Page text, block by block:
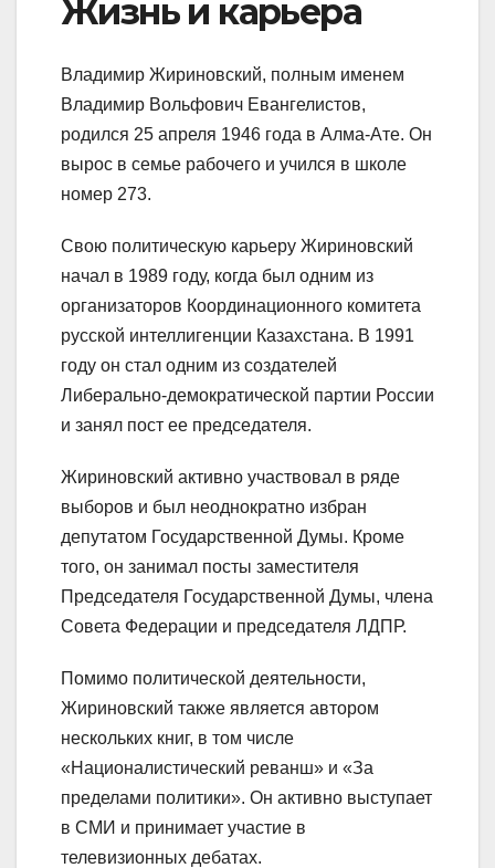
Жизнь и карьера
Владимир Жириновский, полным именем
Владимир Вольфович Евангелистов,
родился 25 апреля 1946 года в Алма-Ате. Он
вырос в семье рабочего и учился в школе
номер 273.
Свою политическую карьеру Жириновский
начал в 1989 году, когда был одним из
организаторов Координационного комитета
русской интеллигенции Казахстана. В 1991
году он стал одним из создателей
Либерально-демократической партии России
и занял пост ее председателя.
Жириновский активно участвовал в ряде
выборов и был неоднократно избран
депутатом Государственной Думы. Кроме
того, он занимал посты заместителя
Председателя Государственной Думы, члена
Совета Федерации и председателя ЛДПР.
Помимо политической деятельности,
Жириновский также является автором
нескольких книг, в том числе
«Националистический реванш» и «За
пределами политики». Он активно выступает
в СМИ и принимает участие в
телевизионных дебатах.